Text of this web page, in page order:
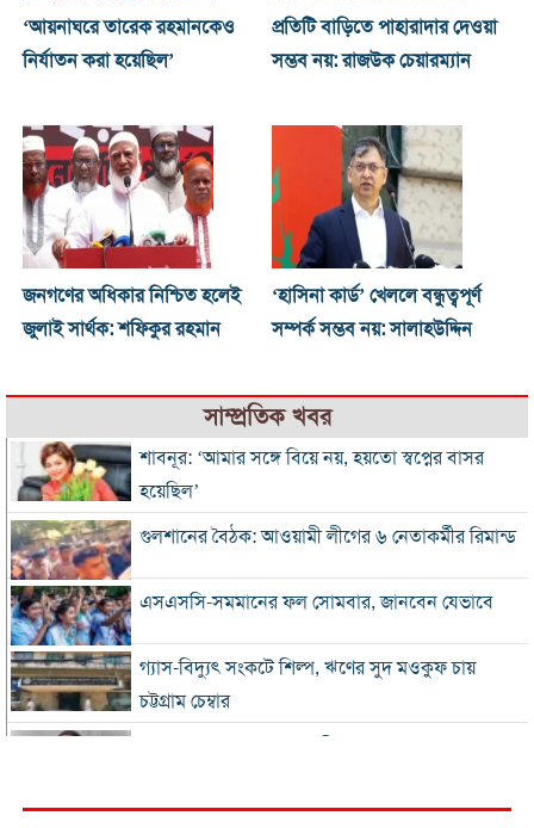
‘আয়নাঘরে তারেক রহমানকেও
নির্যাতন করা হয়েছিল’
প্রতিটি বাড়িতে পাহারাদার দেওয়া
সম্ভব নয়: রাজউক চেয়ারম্যান
জনগণের অধিকার নিশ্চিত হলেই
জুলাই সার্থক: শফিকুর রহমান
‘হাসিনা কার্ড’ খেললে বন্ধুত্বপূর্ণ
সম্পর্ক সম্ভব নয়: সালাহউদ্দিন
সাম্প্রতিক খবর
শাবনূর: ‘আমার সঙ্গে বিয়ে নয়, হয়তো স্বপ্নের বাসর
হয়েছিল’
গুলশানের বৈঠক: আওয়ামী লীগের ৬ নেতাকর্মীর রিমান্ড
এসএসসি-সমমানের ফল সোমবার, জানবেন যেভাবে
গ্যাস-বিদ্যুৎ সংকটে শিল্প, ঋণের সুদ মওকুফ চায়
চট্টগ্রাম চেম্বার
জাপানে টাইফুন ‘ডলফিন’, চীনে সর্বোচ্চ সতর্কতা